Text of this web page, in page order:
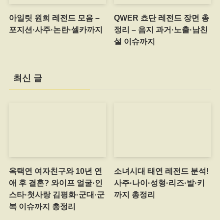
아일릿 원희 레전드 모음 –
포지션·사주·논란·셀카까지
QWER 쵸단 레전드 장면 총
정리 – 음지 과거·노출·남친
설 이슈까지
최신 글
옥택연 여자친구와 10년 연
애 후 결혼? 와이프 얼굴·인
스타·첫사랑 김평화·군대·군
복 이슈까지 총정리
소녀시대 태연 레전드 분석!
사주·나이·성형·리즈·발·키
까지 총정리